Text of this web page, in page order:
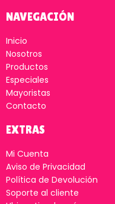
NAVEGACIÓN
Inicio
Nosotros
Productos
Especiales
Mayoristas
Contacto
EXTRAS
Mi Cuenta
Aviso de Privacidad
Política de Devolución
Soporte al cliente